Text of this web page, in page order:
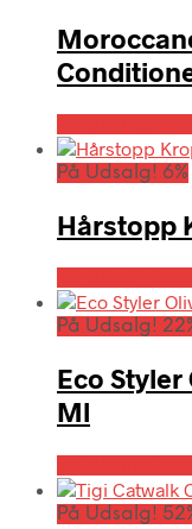
På Udsalg! 6%
Hårstopp
På Udsalg!
Eco Styler
Ml
På Udsalg!